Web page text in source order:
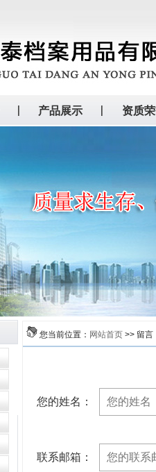
产品展示 资质
您当前位置： 网站首页 >> 留言
您的姓名：
联系邮箱：